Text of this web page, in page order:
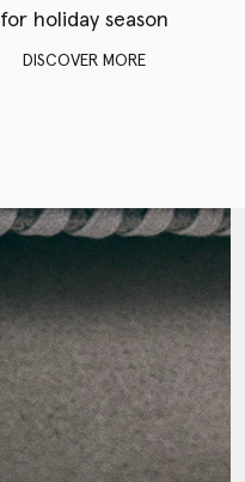
for holiday season
DISCOVER MORE